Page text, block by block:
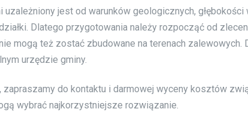
jest od warunków geologicznych, głębokości
Dlatego przygotowania należy rozpocząć od
mogą też zostać zbudowane na terenach zalewowych.
urzędzie gminy.
do kontaktu i darmowej wyceny kosztów
wybrać najkorzystniejsze rozwiązanie.